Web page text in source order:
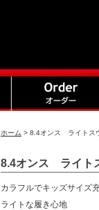
ホーム > 8.4オンス ライトス
8.4オンス ライト
カラフルでキッズサイズ
ライトな履き心地